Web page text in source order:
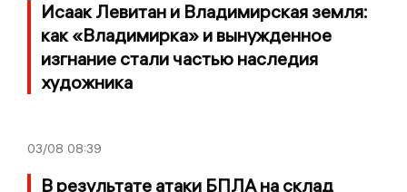
Исаак Левитан и Владимирская земля:
как «Владимирка» и вынужденное
изгнание стали частью наследия
художника
03/08 08:39
В результате атаки БПЛА на склад